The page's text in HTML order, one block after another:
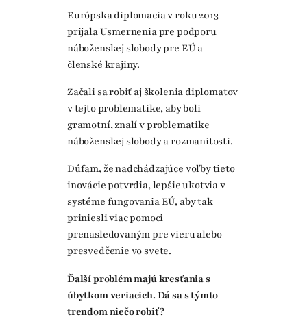
Európska diplomacia v roku 2013
prijala Usmernenia pre podporu
náboženskej slobody pre EÚ a
členské krajiny.
Začali sa robiť aj školenia diplomatov
v tejto problematike, aby boli
gramotní, znalí v problematike
náboženskej slobody a rozmanitosti.
Dúfam, že nadchádzajúce voľby tieto
inovácie potvrdia, lepšie ukotvia v
systéme fungovania EÚ, aby tak
priniesli viac pomoci
prenasledovaným pre vieru alebo
presvedčenie vo svete.
Ďalší problém majú kresťania s
úbytkom veriacich. Dá sa s týmto
trendom niečo robiť?